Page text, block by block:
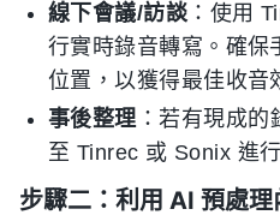
線下會議/訪談：使用
行實時錄音轉寫。確保
位置，以獲得最佳收音
事後整理：若有現成的
至 Tinrec 或 Sonix 進
步驟二：利用 AI 預處理